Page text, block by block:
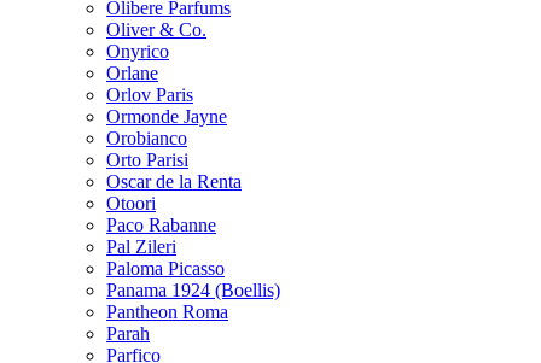
Olibere Parfums
Oliver & Co.
Onyrico
Orlane
Orlov Paris
Ormonde Jayne
Orobianco
Orto Parisi
Oscar de la Renta
Otoori
Paco Rabanne
Pal Zileri
Paloma Picasso
Panama 1924 (Boellis)
Pantheon Roma
Parah
Parfico